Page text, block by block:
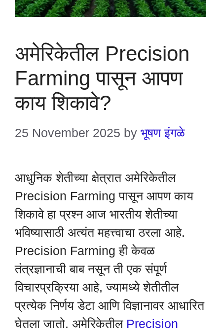
अमेरिकेतील Precision
Farming पासून आपण
काय शिकावे?
25 November 2025 by भूषण इंगळे
आधुनिक शेतीच्या क्षेत्रात अमेरिकेतील
Precision Farming पासून आपण काय
शिकावे हा प्रश्न आज भारतीय शेतीच्या
भविष्यासाठी अत्यंत महत्त्वाचा ठरला आहे.
Precision Farming ही केवळ
तंत्रज्ञानाची बाब नसून ती एक संपूर्ण
विचारप्रक्रिया आहे, ज्यामध्ये शेतीतील
प्रत्येक निर्णय डेटा आणि विज्ञानावर आधारित
घेतला जातो. अमेरिकेतील Precision